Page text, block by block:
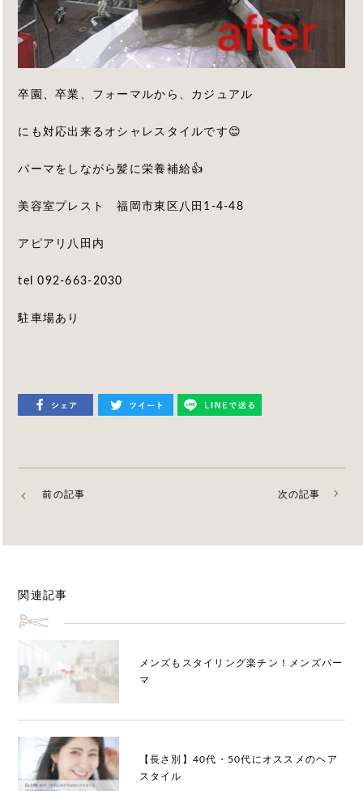
卒園、卒業、フォーマルから、カジュアル
にも対応出来るオシャレスタイルです😊
パーマをしながら髪に栄養補給👍
美容室プレスト 福岡市東区八田1-4-48
アピアリ八田内
tel 092-663-2030
駐車場あり
前の記事 次の記事
関連記事
メンズもスタイリング楽チン！メンズパー
マ
【長さ別】40代・50代にオススメのヘア
スタイル